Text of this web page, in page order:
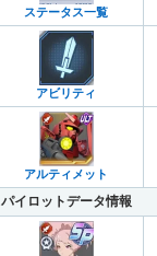
ステータス一覧
アビリティ
アルティメット
パイロットデータ情報